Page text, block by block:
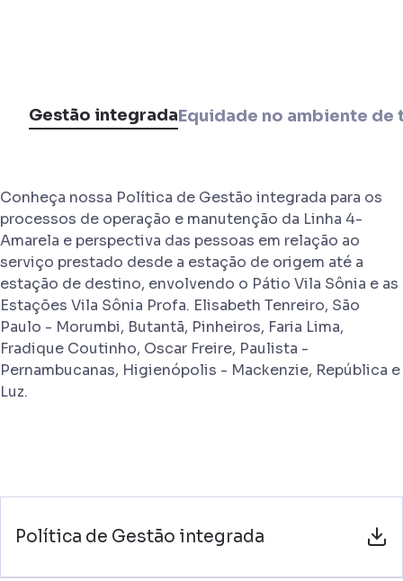
Gestão integradaEquidade no ambiente de
Conheça nossa Política de Gestão integrada para os
processos de operação e manutenção da Linha 4-
Amarela e perspectiva das pessoas em relação ao
serviço prestado desde a estação de origem até a
estação de destino, envolvendo o Pátio Vila Sônia e as
Estações Vila Sônia Profa. Elisabeth Tenreiro, São
Paulo - Morumbi, Butantã, Pinheiros, Faria Lima,
Fradique Coutinho, Oscar Freire, Paulista -
Pernambucanas, Higienópolis - Mackenzie, República e
Luz.
Política de Gestão integrada